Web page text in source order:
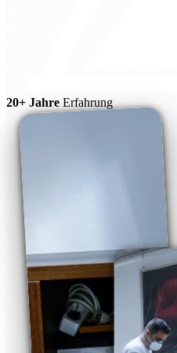
20+ Jahre Erfahrung